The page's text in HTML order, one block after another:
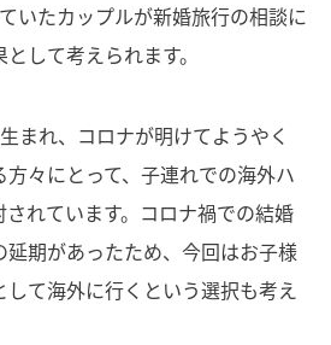
いたカップルが新婚旅行の相談に
して考えられます。
まれ、コロナが明けてようやく
々にとって、子連れでの海外ハ
れています。コロナ禍での結婚
期があったため、今回はお子様
て海外に行くという選択も考え